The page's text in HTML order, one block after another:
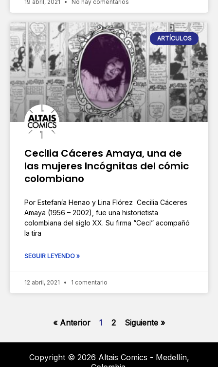
19 abril, 2021 No hay comentarios
ARTÍCULOS
Cecilia Cáceres Amaya, una de
las mujeres Incógnitas del cómic
colombiano
Por Estefanía Henao y Lina Flórez Cecilia Cáceres
Amaya (1956 – 2002), fue una historietista
colombiana del siglo XX. Su firma “Ceci” acompañó
la tira
SEGUIR LEYENDO »
12 abril, 2021 1 comentario
« Anterior 1 2 Siguiente »
Copyright © 2026 Altais Comics - Medellín,